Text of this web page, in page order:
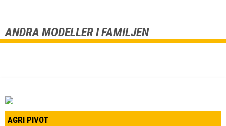
ANDRA MODELLER I FAMILJEN
AGRI PIVOT